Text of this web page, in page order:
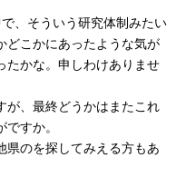
、そういう研究体制みたい
どこかにあったような気が
たかな。申しわけありませ
、最終どうかはまたこれ
すか。
のを探してみえる方もあ